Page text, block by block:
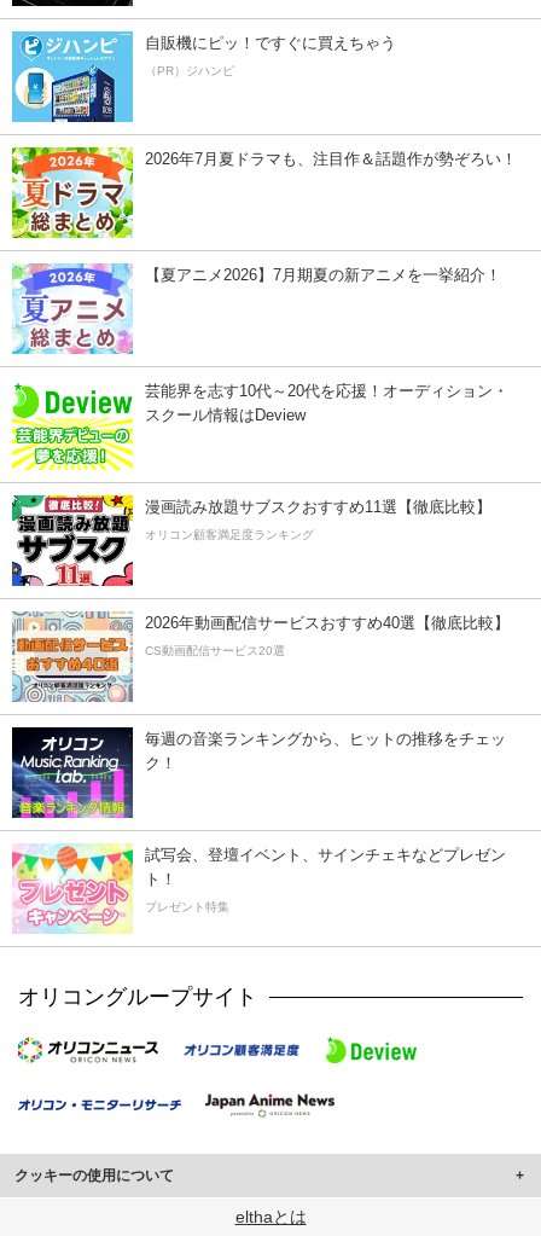
自販機にピッ！ですぐに買えちゃう
（PR）ジハンピ
2026年7月夏ドラマも、注目作＆話題作が勢ぞろい！
【夏アニメ2026】7月期夏の新アニメを一挙紹介！
芸能界を志す10代～20代を応援！オーディション・
スクール情報はDeview
漫画読み放題サブスクおすすめ11選【徹底比較】
オリコン顧客満足度ランキング
2026年動画配信サービスおすすめ40選【徹底比較】
CS動画配信サービス20選
毎週の音楽ランキングから、ヒットの推移をチェッ
ク！
試写会、登壇イベント、サインチェキなどプレゼン
ト！
プレゼント特集
オリコングループサイト
クッキーの使用について
このサイトでは Cookie を使用して、ユーザーに合わせたコンテンツや広告の
elthaとは